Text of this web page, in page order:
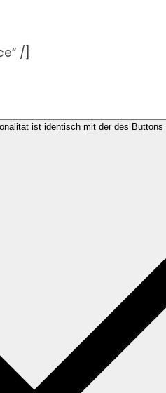
/]
ist identisch mit der des